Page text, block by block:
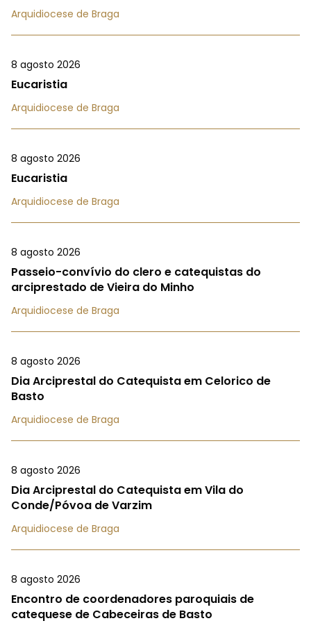
Arquidiocese de Braga
8 agosto 2026
Eucaristia
Arquidiocese de Braga
8 agosto 2026
Eucaristia
Arquidiocese de Braga
8 agosto 2026
Passeio-convívio do clero e catequistas do
arciprestado de Vieira do Minho
Arquidiocese de Braga
8 agosto 2026
Dia Arciprestal do Catequista em Celorico de
Basto
Arquidiocese de Braga
8 agosto 2026
Dia Arciprestal do Catequista em Vila do
Conde/Póvoa de Varzim
Arquidiocese de Braga
8 agosto 2026
Encontro de coordenadores paroquiais de
catequese de Cabeceiras de Basto